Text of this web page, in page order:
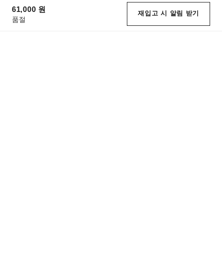
61,000 원
품절
재입고 시 알림 받기